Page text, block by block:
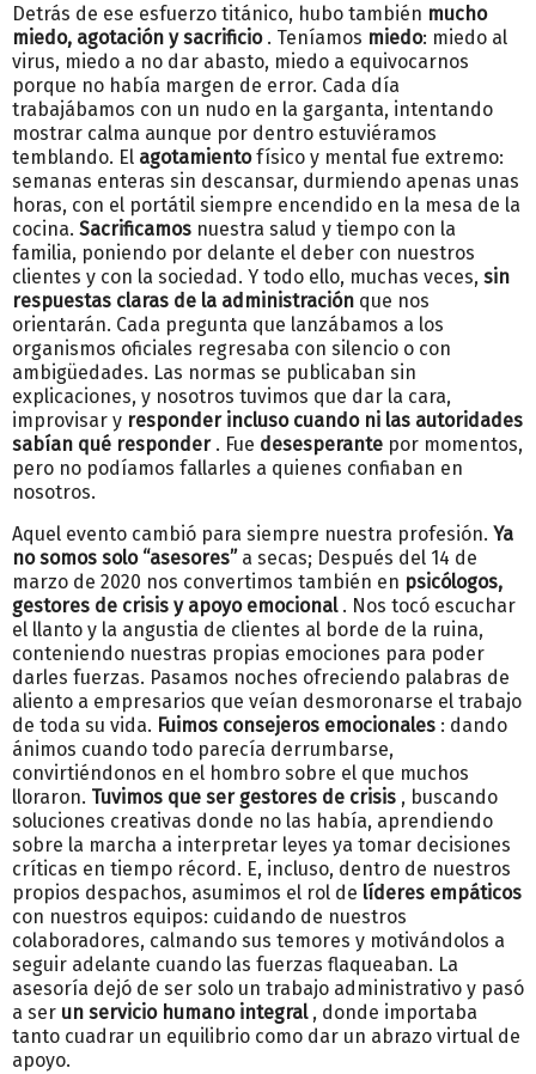
Detrás de ese esfuerzo titánico, hubo también mucho
miedo, agotación y sacrificio. Teníamos miedo: miedo al
virus, miedo a no dar abasto, miedo a equivocarnos
porque no había margen de error. Cada día
trabajábamos con un nudo en la garganta, intentando
mostrar calma aunque por dentro estuviéramos
temblando. El agotamientofísico y mental fue extremo:
semanas enteras sin descansar, durmiendo apenas unas
horas, con el portátil siempre encendido en la mesa de la
cocina. Sacrificamos nuestra salud y tiempo con la
familia, poniendo por delante el deber con nuestros
clientes y con la sociedad. Y todo ello, muchas veces, sin
respuestas claras de la administración que nos
orientarán. Cada pregunta que lanzábamos a los
organismos oficiales regresaba con silencio o con
ambigüedades. Las normas se publicaban sin
explicaciones, y nosotros tuvimos que dar la cara,
improvisar y responder incluso cuando ni las autoridades
sabían qué responder. Fue desesperante por momentos,
pero no podíamos fallarles a quienes confiaban en
nosotros.
Aquel evento cambió para siempre nuestra profesión. Ya
no somos solo “asesores” a secas; Después del 14 de
marzo de 2020 nos convertimos también en psicólogos,
gestores de crisis y apoyo emocional. Nos tocó escuchar
el llanto y la angustia de clientes al borde de la ruina,
conteniendo nuestras propias emociones para poder
darles fuerzas. Pasamos noches ofreciendo palabras de
aliento a empresarios que veían desmoronarse el trabajo
de toda su vida. Fuimos consejeros emocionales : dando
ánimos cuando todo parecía derrumbarse,
convirtiéndonos en el hombro sobre el que muchos
lloraron. Tuvimos que ser gestores de crisis , buscando
soluciones creativas donde no las había, aprendiendo
sobre la marcha a interpretar leyes ya tomar decisiones
críticas en tiempo récord. E, incluso, dentro de nuestros
propios despachos, asumimos el rol de líderes empáticos
con nuestros equipos: cuidando de nuestros
colaboradores, calmando sus temores y motivándolos a
seguir adelante cuando las fuerzas flaqueaban. La
asesoría dejó de ser solo un trabajo administrativo y pasó
a ser un servicio humano integral, donde importaba
tanto cuadrar un equilibrio como dar un abrazo virtual de
apoyo.